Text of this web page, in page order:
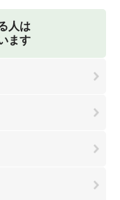
人は
ます